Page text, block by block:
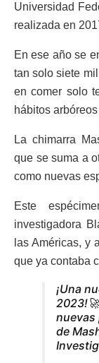
Universidad
realizada en
En ese año se
tan solo siete
en comer solo
hábitos
La chimarra
que se suma a
como nuevas
Este
investigadora
las Américas, y
que ya contaba
¡Una
nuevas
de